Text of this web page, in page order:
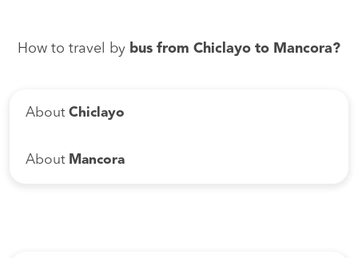
How to travel by bus from Chiclayo to Mancora?
About Chiclayo
About Mancora